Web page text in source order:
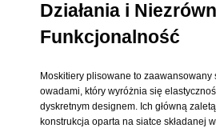
Działania i
Funkcjonalność
Moskitiery plisowane to zaawansowany
owadami, który wyróżnia się
dyskretnym designem. Ich główną
konstrukcja oparta na siatce składanej